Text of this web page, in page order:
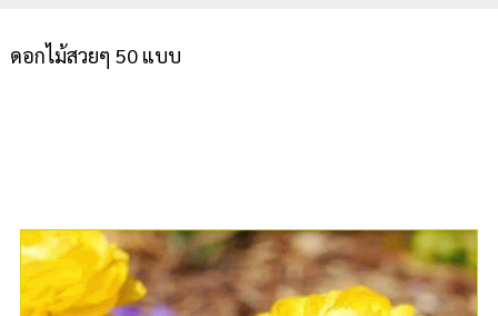
ดอกไม้สวยๆ 50 แบบ